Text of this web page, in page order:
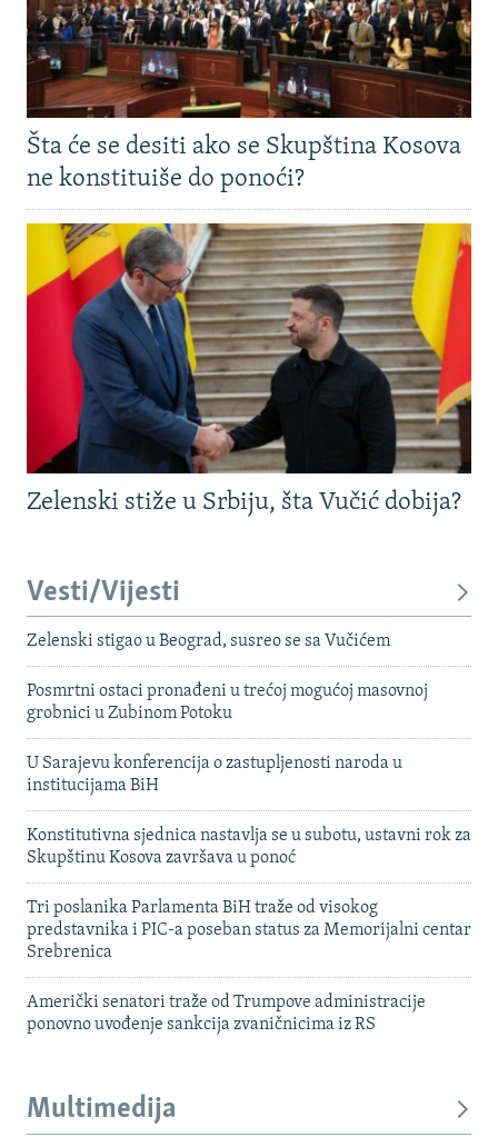
Šta će se desiti ako se Skupština Kosova
ne konstituiše do ponoći?
Zelenski stiže u Srbiju, šta Vučić dobija?
Vesti/Vijesti
Zelenski stigao u Beograd, susreo se sa Vučićem
Posmrtni ostaci pronađeni u trećoj mogućoj masovnoj
grobnici u Zubinom Potoku
U Sarajevu konferencija o zastupljenosti naroda u
institucijama BiH
Konstitutivna sjednica nastavlja se u subotu, ustavni rok za
Skupštinu Kosova završava u ponoć
Tri poslanika Parlamenta BiH traže od visokog
predstavnika i PIC-a poseban status za Memorijalni centar
Srebrenica
Američki senatori traže od Trumpove administracije
ponovno uvođenje sankcija zvaničnicima iz RS
Multimedija